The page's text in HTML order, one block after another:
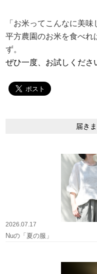
「お米ってこんなに美味
平方農園のお米を食べれ
ず。
ぜひ一度、お試しくださ
届き
2026.07.17
Nuの「夏の服」